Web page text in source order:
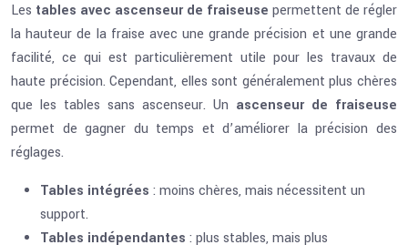
Les tables avec ascenseur de fraiseuse permettent de régler
la hauteur de la fraise avec une grande précision et une grande
facilité, ce qui est particulièrement utile pour les travaux de
haute précision. Cependant, elles sont généralement plus chères
que les tables sans ascenseur. Un ascenseur de fraiseuse
permet de gagner du temps et d’améliorer la précision des
réglages.
Tables intégrées : moins chères, mais nécessitent un
support.
Tables indépendantes : plus stables, mais plus